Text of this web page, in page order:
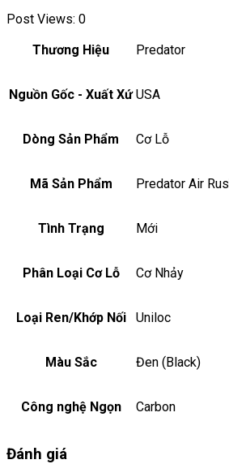
Post Views: 0
Thương Hiệu
Predator
Nguồn Gốc - Xuất Xứ USA
Dòng Sản Phẩm Cơ Lỗ
Mã Sản Phẩm Predator Air
Tình Trạng Mới
Phân Loại Cơ Lỗ Cơ Nhảy
Loại Ren/Khớp Nối Uniloc
Màu Sắc Đen (Black)
Công nghệ Ngọn Carbon
Đánh giá